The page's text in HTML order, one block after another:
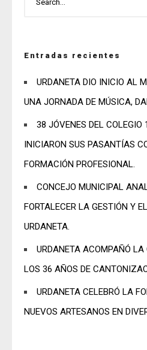
Entradas recientes
URDANETA DIO INICIO AL
UNA JORNADA DE MÚSICA,
38 JÓVENES DEL COLEGIO
INICIARON SUS PASANTÍAS
FORMACIÓN PROFESIONAL.
CONCEJO MUNICIPAL
FORTALECER LA GESTIÓN Y
URDANETA.
URDANETA ACOMPAÑÓ
LOS 36 AÑOS DE
URDANETA CELEBRÓ LA
NUEVOS ARTESANOS EN